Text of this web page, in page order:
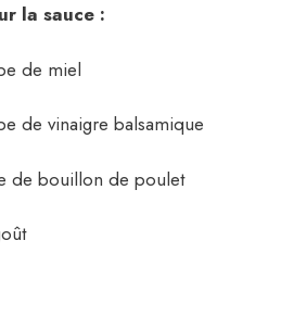
la sauce :
de miel
de vinaigre balsamique
de bouillon de poulet